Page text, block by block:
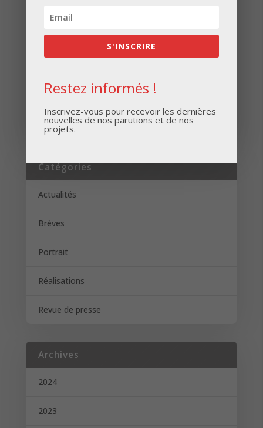
nouvelles de nos parutions et de nos projets.
S'INSCRIRE
Catégories
Actualités
Brèves
Portrait
Réalisations
Revue de presse
Archives
2024
2023
S'INSCRIRE
Restez informés !
Inscrivez-vous pour recevoir les dernières
nouvelles de nos parutions et de nos
projets.